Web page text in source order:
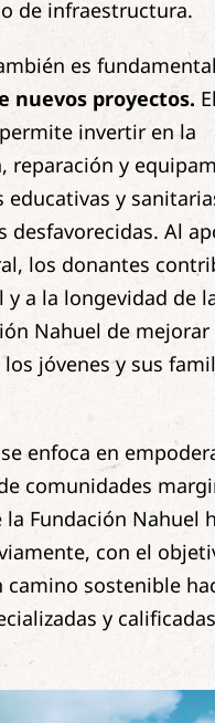
de infraestructura.
es
nuevos proyectos.
invertir en la
reparación y
educativas y
desfavorecidas. Al
los donantes
y a la longevidad de
Nahuel de mejorar
jóvenes y sus
enfoca en
comunidades
la Fundación Nahuel
con el
camino sostenible
y calificadas